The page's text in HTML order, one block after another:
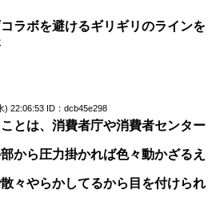
ラボを避けるギリギリのラインを
) 22:06:53 ID：dcb45e298
とは、消費者庁や消費者センター
から圧力掛かれば色々動かざるえ
々やらかしてるから目を付けられ